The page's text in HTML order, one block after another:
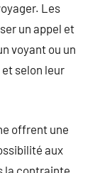
Les
un appel et
voyant ou un
selon leur
offrent une
aux
la contrainte